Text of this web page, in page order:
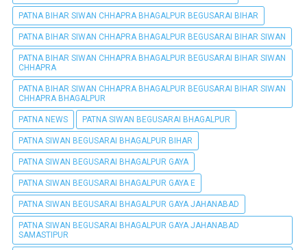
PATNA BIHAR SIWAN CHHAPRA BHAGALPUR BEGUSARAI BIHAR
PATNA BIHAR SIWAN CHHAPRA BHAGALPUR BEGUSARAI BIHAR SIWAN
PATNA BIHAR SIWAN CHHAPRA BHAGALPUR BEGUSARAI BIHAR SIWAN
CHHAPRA
PATNA BIHAR SIWAN CHHAPRA BHAGALPUR BEGUSARAI BIHAR SIWAN
CHHAPRA BHAGALPUR
PATNA NEWS PATNA SIWAN BEGUSARAI BHAGALPUR
PATNA SIWAN BEGUSARAI BHAGALPUR BIHAR
PATNA SIWAN BEGUSARAI BHAGALPUR GAYA
PATNA SIWAN BEGUSARAI BHAGALPUR GAYA E
PATNA SIWAN BEGUSARAI BHAGALPUR GAYA JAHANABAD
PATNA SIWAN BEGUSARAI BHAGALPUR GAYA JAHANABAD
SAMASTIPUR